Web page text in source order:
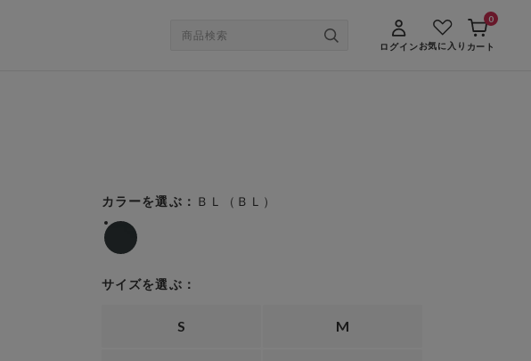
ログインお気に入り カート
0
カラーを選ぶ： ＢＬ（ＢＬ）
サイズを選ぶ：
S M